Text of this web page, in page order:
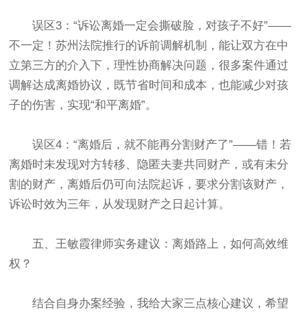
误区3：“诉讼离婚一定会撕破脸，对孩子不好”——
不一定！苏州法院推行的诉前调解机制，能让双方在中
立第三方的介入下，理性协商解决问题，很多案件通过
调解达成离婚协议，既节省时间和成本，也能减少对孩
子的伤害，实现“和平离婚”。
误区4：“离婚后，就不能再分割财产了”——错！若
离婚时未发现对方转移、隐匿夫妻共同财产，或有未分
割的财产，离婚后仍可向法院起诉，要求分割该财产，
诉讼时效为三年，从发现财产之日起计算。
五、王敏霞律师实务建议：离婚路上，如何高效维
权？
结合自身办案经验，我给大家三点核心建议，希望